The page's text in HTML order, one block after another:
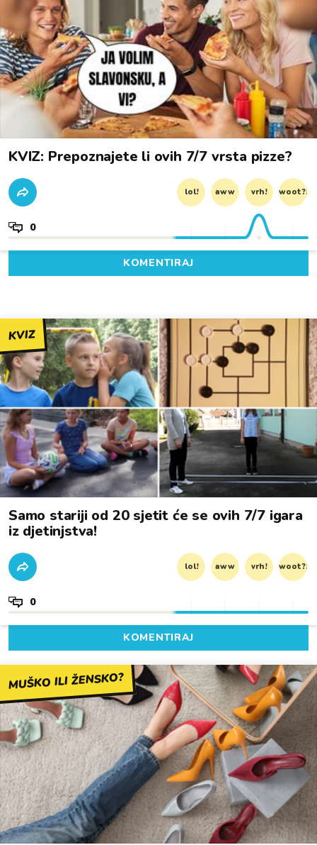
KVIZ: Prepoznajete li ovih 7/7 vrsta pizze?
lol! aww vrh! woot?!
0
KOMENTIRAJ
KVIZ
Samo stariji od 20 sjetit će se ovih 7/7 igara
iz djetinjstva!
lol! aww vrh! woot?!
0
KOMENTIRAJ
MUŠKO ILI ŽENSKO?